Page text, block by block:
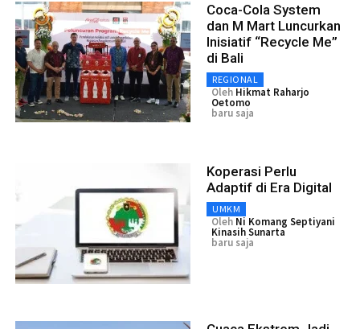
Coca-Cola System
dan M Mart Luncurkan
Inisiatif “Recycle Me”
di Bali
REGIONAL
Oleh Hikmat Raharjo
Oetomo
baru saja
Koperasi Perlu
Adaptif di Era Digital
UMKM
Oleh Ni Komang Septiyani
Kinasih Sunarta
baru saja